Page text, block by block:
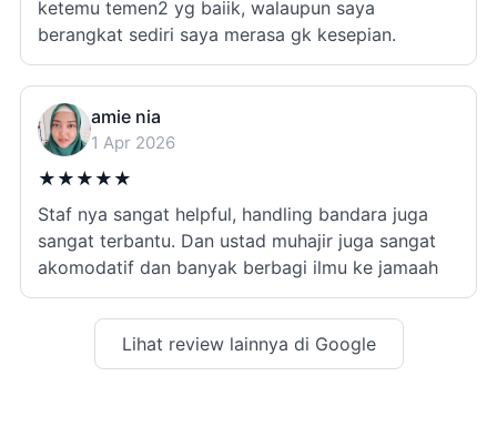
ketemu temen2 yg baiik, walaupun saya
berangkat sediri saya merasa gk kesepian.
amie nia
1 Apr 2026
★ ★ ★ ★ ★
Staf nya sangat helpful, handling bandara juga
sangat terbantu. Dan ustad muhajir juga sangat
akomodatif dan banyak berbagi ilmu ke jamaah
Lihat review lainnya di Google